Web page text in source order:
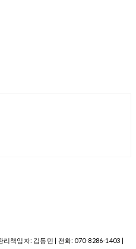
책임자: 김동민 | 전화: 070-8286-1403 |